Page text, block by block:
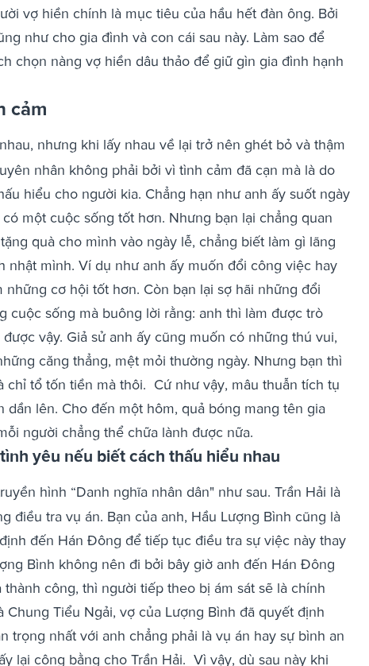
vợ hiền chính là mục tiêu của hầu hết đàn ông. Bởi
như cho gia đình và con cái sau này. Làm sao để
chọn nàng vợ hiền dâu thảo để giữ gìn gia đình hạnh
cảm
nhưng khi lấy nhau về lại trở nên ghét bỏ và thậm
nhân không phải bởi vì tình cảm đã cạn mà là do
hiểu cho người kia. Chẳng hạn như anh ấy suốt ngày
một cuộc sống tốt hơn. Nhưng bạn lại chẳng quan
quà cho mình vào ngày lễ, chẳng biết làm gì lãng
nhật mình. Ví dụ như anh ấy muốn đổi công việc hay
cơ hội tốt hơn. Còn bạn lại sợ hãi những đổi
cuộc sống mà buông lời rằng: anh thì làm được trò
vậy. Giả sử anh ấy cũng muốn có những thú vui,
căng thẳng, mệt mỏi thường ngày. Nhưng bạn thì
chỉ tổ tốn tiền mà thôi. Cứ như vậy, mâu thuẫn tích tụ
dần lên. Cho đến một hôm, quả bóng mang tên gia
người chẳng thể chữa lành được nữa.
yêu nếu biết cách thấu hiểu nhau
hình “Danh nghĩa nhân dân" như sau. Trần Hải là
điều tra vụ án. Bạn của anh, Hầu Lượng Bình cũng là
đến Hán Đông để tiếp tục điều tra sự việc này thay
Bình không nên đi bởi bây giờ anh đến Hán Đông
công, thì người tiếp theo bị ám sát sẽ là chính
Chung Tiểu Ngải, vợ của Lượng Bình đã quyết định
trọng nhất với anh chẳng phải là vụ án hay sự bình an
lại công bằng cho Trần Hải. Vì vậy, dù sau này khi